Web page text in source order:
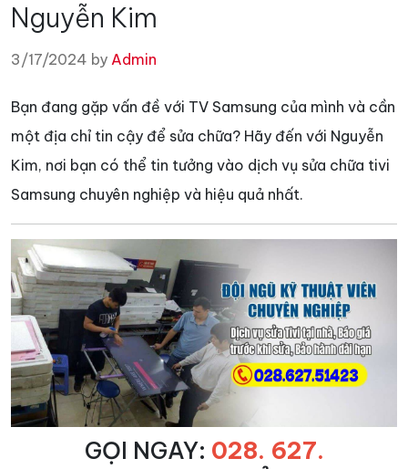
Nguyễn Kim
3/17/2024 by Admin
Bạn đang gặp vấn đề với TV Samsung của mình và cần
một địa chỉ tin cậy để sửa chữa? Hãy đến với Nguyễn
Kim, nơi bạn có thể tin tưởng vào dịch vụ sửa chữa tivi
Samsung chuyên nghiệp và hiệu quả nhất.
GỌI NGAY: 028. 627.